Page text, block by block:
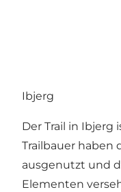
Ibjerg
Der Trail in
Trailbauer haben
ausgenutzt und
Elementen